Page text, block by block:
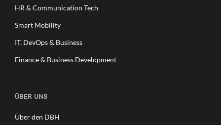
HR & Communication Tech
Smart Mobility
IT, DevOps & Business
Finance & Business Development
ÜBER UNS
Über den DBH